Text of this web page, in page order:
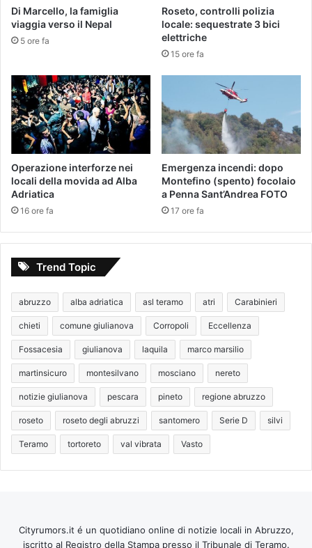
Di Marcello, la famiglia
viaggia verso il Nepal
5 ore fa
Roseto, controlli polizia
locale: sequestrate 3 bici
elettriche
15 ore fa
Operazione interforze nei
locali della movida ad Alba
Adriatica
16 ore fa
Emergenza incendi: dopo
Montefino (spento) focolaio
a Penna Sant’Andrea FOTO
17 ore fa
Trend Topic
abruzzo alba adriatica asl teramo atri Carabinieri
chieti comune giulianova Corropoli Eccellenza
Fossacesia giulianova laquila marco marsilio
martinsicuro montesilvano mosciano nereto
notizie giulianova pescara pineto regione abruzzo
roseto roseto degli abruzzi santomero Serie D silvi
Teramo tortoreto val vibrata Vasto
Cityrumors.it é un quotidiano online di notizie locali in Abruzzo,
iscritto al Registro della Stampa presso il Tribunale di Teramo.